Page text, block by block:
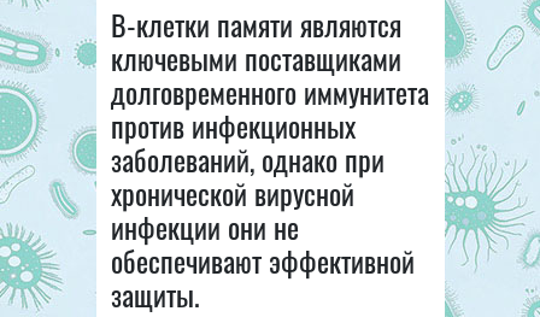
В-клетки памяти являются
ключевыми поставщиками
долговременного иммунитета
против инфекционных
заболеваний, однако при
хронической вирусной
инфекции они не
обеспечивают эффективной
защиты.